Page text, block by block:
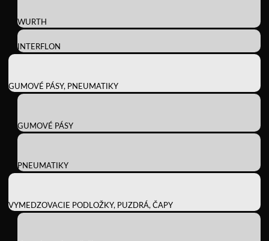
WURTH
INTERFLON
GUMOVÉ PÁSY, PNEUMATIKY
GUMOVÉ PÁSY
PNEUMATIKY
VYMEDZOVACIE PODLOŽKY, PUZDRÁ, ČAPY